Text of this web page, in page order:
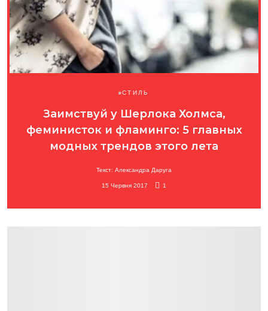
СТИЛЬ
Заимствуй у Шерлока Холмса,
феминисток и фламинго: 5 главных
модных трендов этого лета
Текст: Александра Даруга
15 Червня 2017 1